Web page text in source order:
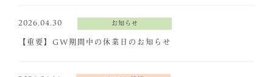
2026.04.30 お知らせ
【重要】GW期間中の休業日のお知らせ